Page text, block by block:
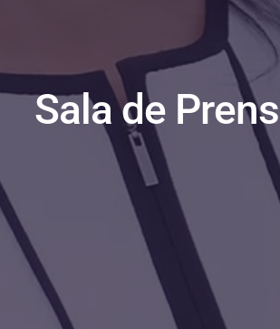
Sala de